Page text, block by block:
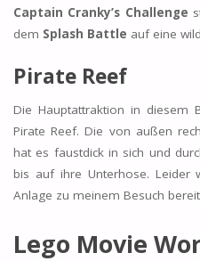
Captain Cranky’s Challenge
dem Splash Battle auf eine
Pirate Reef
Die Hauptattraktion in diesem
Pirate Reef. Die von außen
hat es faustdick in sich und
bis auf ihre Unterhose. Leider
Anlage zu meinem Besuch
Lego Movie